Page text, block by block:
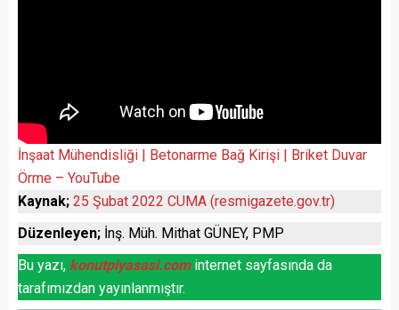
İnşaat Mühendisliği | Betonarme Bağ Kirişi | Briket Duvar
Örme – YouTube
Kaynak; 25 Şubat 2022 CUMA (resmigazete.gov.tr)
Düzenleyen; İnş. Müh. Mithat GÜNEY, PMP
Bu yazı, konutpiyasasi.cominternet sayfasında da
tarafımızdan yayınlanmıştır.